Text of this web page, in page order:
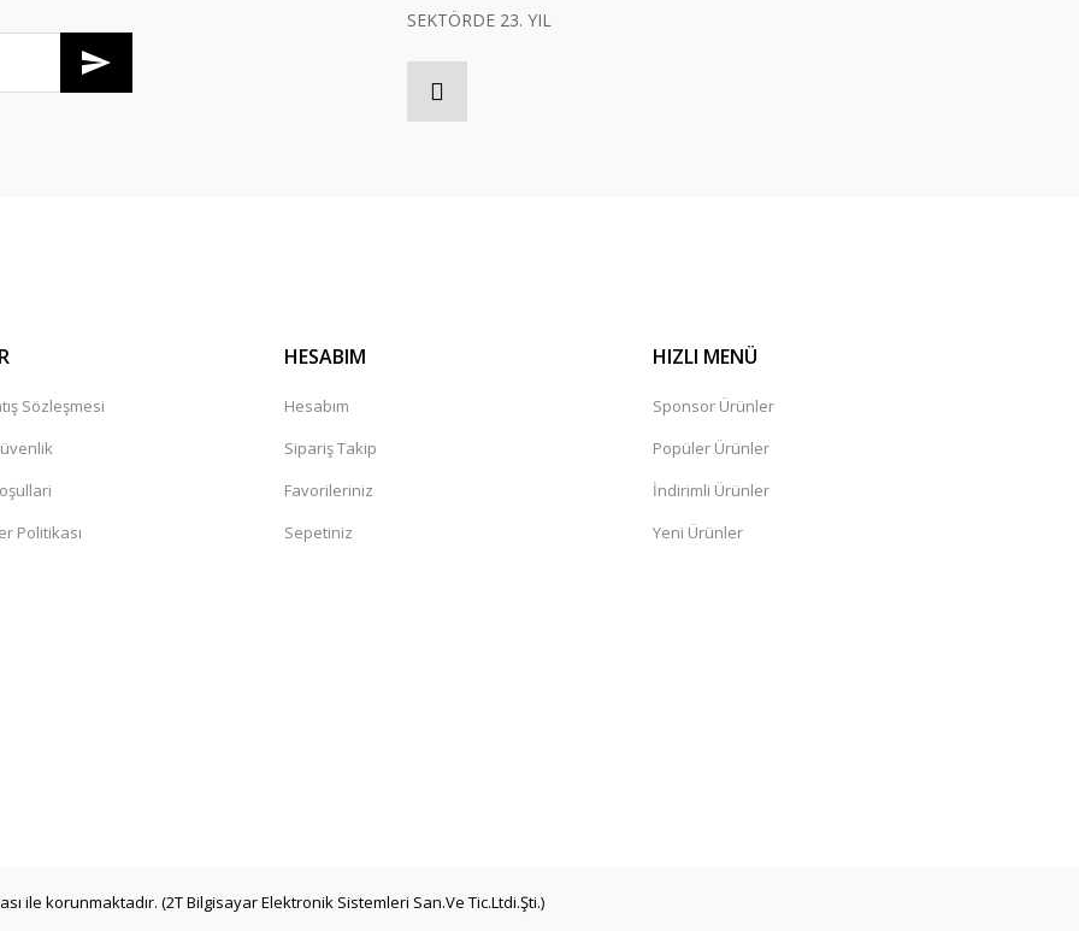
SEKTÖRDE 23. YIL
Sözleşmesi
Politikası
HESABIM
Hesabım
Sipariş Takip
Favorileriniz
Sepetiniz
HIZLI MENÜ
Sponsor Ürünler
Popüler Ürünler
İndirimli Ürünler
Yeni Ürünler
ile korunmaktadır. (2T Bilgisayar Elektronik Sistemleri San.Ve Tic.Ltdi.Şti.)